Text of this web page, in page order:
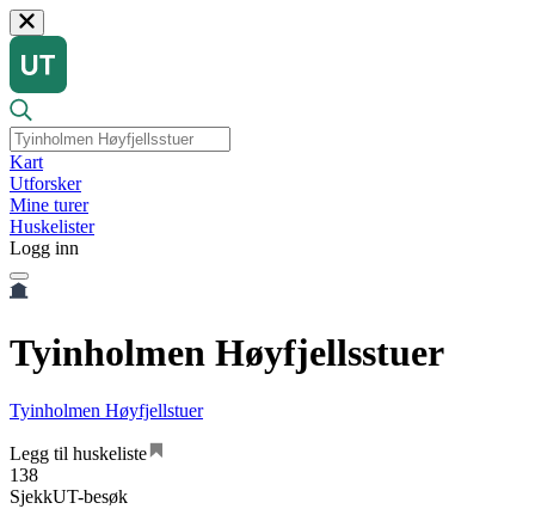
Kart
Utforsker
Mine turer
Huskelister
Logg inn
Tyinholmen Høyfjellsstuer
Tyinholmen Høyfjellstuer
Legg til huskeliste
138
SjekkUT-besøk